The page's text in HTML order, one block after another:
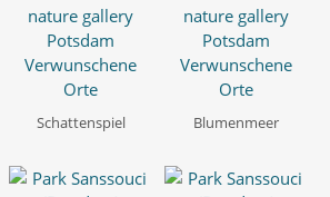
Schattenspiel Blumenmeer